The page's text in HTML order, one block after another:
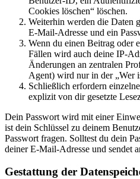
Cookies löschen“ löschen.
Weiterhin werden die Daten
E-Mail-Adresse und ein
Wenn du einen Beitrag oder
Fällen wird auch deine IP-
Änderungen an zentralen
Agent) wird nur in der „Wer
Schließlich erfordern
explizit von dir gesetzte
Dein Passwort wird mit einer
ist dein Schlüssel zu deinem
Passwort fragen. Solltest du dein
deiner E-Mail-Adresse und sendet
Gestattung der